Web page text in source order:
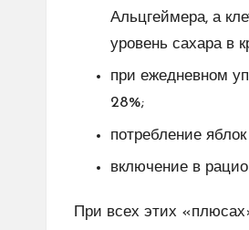
Альцгеймера, а
уровень сахара в
при ежедневном
28%;
потребление
включение в
При всех этих